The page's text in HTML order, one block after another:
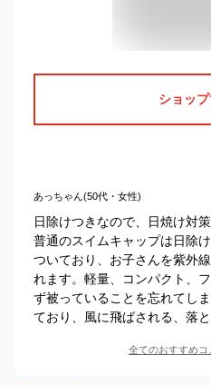
ショッ
あっちゃん(50代・女性)
日除けつきなので、日焼け対
普通のスイムキャップは日除
ついており、お子さんを紫外
れます。軽量、コンパクト、
ず被っていることを忘れてし
ており、風に飛ばされる、落
全てのおすすめコ